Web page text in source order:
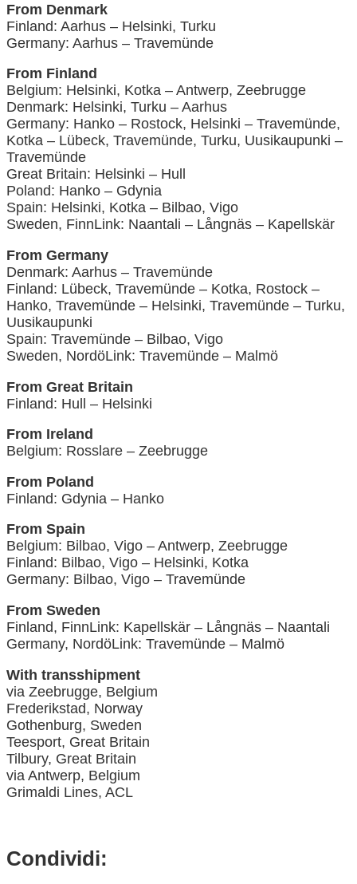
From Denmark
Finland: Aarhus – Helsinki, Turku
Germany: Aarhus – Travemünde
From Finland
Belgium: Helsinki, Kotka – Antwerp, Zeebrugge
Denmark: Helsinki, Turku – Aarhus
Germany: Hanko – Rostock, Helsinki – Travemünde,
Kotka – Lübeck, Travemünde, Turku, Uusikaupunki –
Travemünde
Great Britain: Helsinki – Hull
Poland: Hanko – Gdynia
Spain: Helsinki, Kotka – Bilbao, Vigo
Sweden, FinnLink: Naantali – Långnäs – Kapellskär
From Germany
Denmark: Aarhus – Travemünde
Finland: Lübeck, Travemünde – Kotka, Rostock –
Hanko, Travemünde – Helsinki, Travemünde – Turku,
Uusikaupunki
Spain: Travemünde – Bilbao, Vigo
Sweden, NordöLink: Travemünde – Malmö
From Great Britain
Finland: Hull – Helsinki
From Ireland
Belgium: Rosslare – Zeebrugge
From Poland
Finland: Gdynia – Hanko
From Spain
Belgium: Bilbao, Vigo – Antwerp, Zeebrugge
Finland: Bilbao, Vigo – Helsinki, Kotka
Germany: Bilbao, Vigo – Travemünde
From Sweden
Finland, FinnLink: Kapellskär – Långnäs – Naantali
Germany, NordöLink: Travemünde – Malmö
With transshipment
via Zeebrugge, Belgium
Frederikstad, Norway
Gothenburg, Sweden
Teesport, Great Britain
Tilbury, Great Britain
via Antwerp, Belgium
Grimaldi Lines, ACL
Condividi: